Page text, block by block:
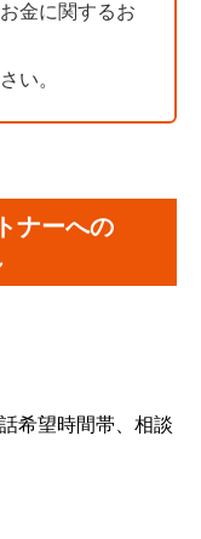
金に関するお
い。
ナーへの
希望時間帯、相談